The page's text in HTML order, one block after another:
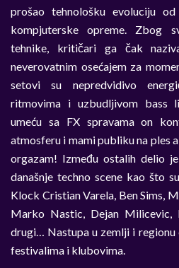
prošao tehnološku evoluciju
kompjuterske opreme. Zbog
tehnike, kritičari ga čak
neverovatnim osećajem za
setovi su nepredvidivo
ritmovima i uzbudljivom bass
umeću sa FX spravama on
atmosferu i mami publiku na ples
orgazam! Između ostalih delio
današnje techno scene kao što
Klock Cristian Varela, Ben Sims,
Marko Nastic, Dejan Milicevic,
drugi… Nastupa u zemlji i regionu
festivalima i klubovima.